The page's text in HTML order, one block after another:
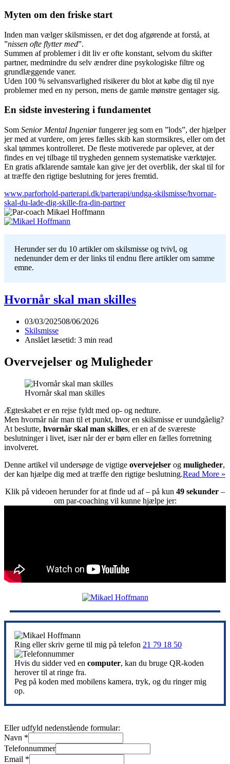
Myten om den friske start
Inden man vælger skilsmissen, er det dog afgørende at forstå, at
”nissen ofte flytter med”.
Summen af problemer i dit liv er ofte konstant, selvom du skifter
partner, medmindre du selv ændrer dine psykologiske filtre og
grundlæggende vaner.
Uden 100 % selvansvarlighed risikerer du blot at købe dig til nye
problemer med en ny person, mens de gamle mønstre gentager sig.
En sidste investering i fundamentet
Som Senior Mental Ingeniørfungerer jeg som en ”lods”, der hjælper
jer med at vurdere, om jeres fælles skib kan stormsikres, eller om det
skal tømmes kontrolleret. De fleste motiverede par oplever, at der
findes en vej tilbage til trygheden gennem systematiske værktøjer.
En gratis afklarende samtale kan give jer det overblik, der skal til for
at træffe den rigtige beslutning for jeres fremtid.
www.parforhold-parterapi.dk/parterapi/undga-skilsmisse/hvornar-
skal-du-lade-dig-skille-fra-din-partner
Herunder ser du 10 artikler om skilsmisse og tvivl, og
nedenunder dem er der links til endnu flere artikler om samme
emne.
Hvornår skal man skilles
03/03/202508/06/2026
Skilsmisse
Anslået læsetid: 3 min read
Overvejelser og Muligheder
Hvornår skal man skilles
Ægteskabet er en rejse fyldt med op- og nedture.
Men hvornår når man til et punkt, hvor en skilsmisse er uundgåelig?
At beslutte, hvornår skal man skilles, er en af de sværeste
beslutninger i livet, især når der er børn eller en fælles forretning
involveret.
Denne artikel vil undersøge de vigtige overvejelser og muligheder,
der kan hjælpe dig med at træffe den rigtige beslutning.Read More »
Klik på videoen herunder for at finde ud af – på kun 49 sekunder –
om par-coaching vil kunne hjælpe jer:
Ring eller skriv gerne til mig på telefon 21 79 18 50
Hvis du sidder ved en computer, kan du bruge QR-koden
herover til at ringe fra.
Peg på koden med mobilens kamera, tryk, og du ringer mig
op.
Eller udfyld nedenstående formular:
Navn *
Telefonnummer
Email *